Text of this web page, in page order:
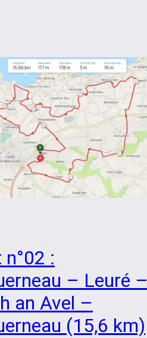
:
– Leuré –
an Avel –
(15,6 km)